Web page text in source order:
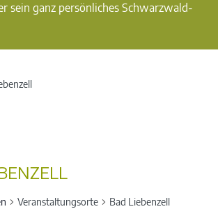
sein ganz persönliches Schwarzwald-
Veranstaltungsorte Bad Liebenzell